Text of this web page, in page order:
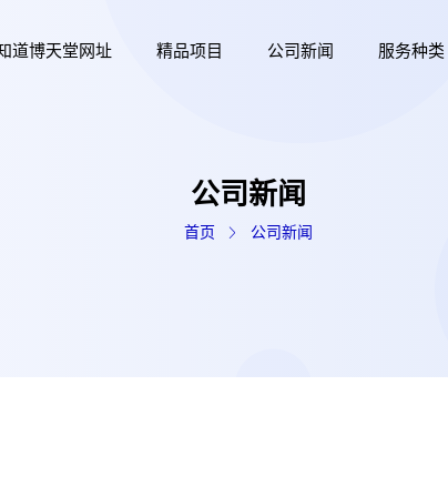
道博天堂网址 精品项目 公司新闻 服务种类
公司新闻
首页 公司新闻